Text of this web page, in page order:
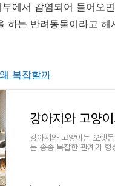
에서 감염되어 들어오
하는 반려동물이라고
복잡할까
강아지와 고양
강아지와 고양이는 오랫
는 종종 복잡한 관계가